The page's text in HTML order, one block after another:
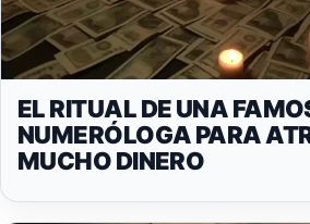
EL RITUAL DE UNA
NUMERÓLOGA PARA
MUCHO DINERO